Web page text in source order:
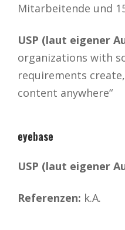
Mitarbeitende und
USP (laut eigener
organizations with
requirements
content anywhere“
eyebase
USP (laut eigener
Referenzen: k.A.